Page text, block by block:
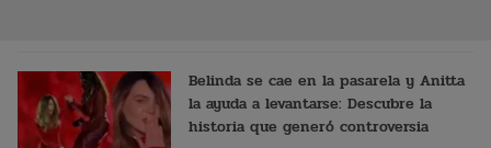
Belinda se cae en la pasarela y Anitta
la ayuda a levantarse: Descubre la
historia que generó controversia